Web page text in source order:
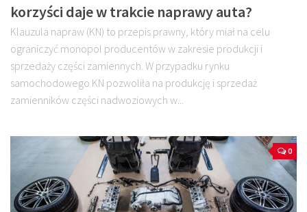
korzyści daje w trakcie naprawy auta?
Klauzula napraw (KN) to przepis prawny, który miał na celu
ograniczyć monopol producentów w zakresie produkcji i
sprzedaży części zamiennych. W przypadku rynku
samochodowego KN pozwoliła na produkcję i sprzedaż
zamienników części nadwoziowych w...
0